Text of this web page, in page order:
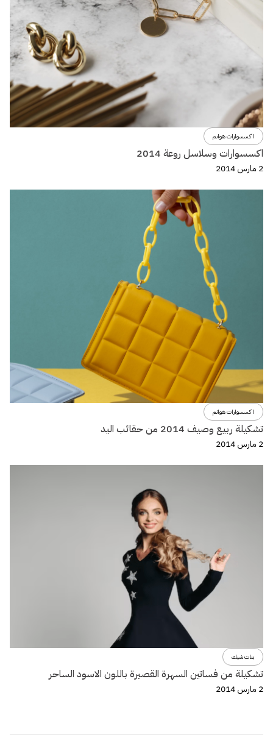
اكسسوارات هوانم
اكسسوارات وسلاسل روعة 2014
2 مارس 2014
اكسسوارات هوانم
تشكيلة ربيع وصيف 2014 من حقائب اليد
2 مارس 2014
بنات شيك
تشكيلة من فساتين السهرة القصيرة باللون الاسود الساحر
2 مارس 2014